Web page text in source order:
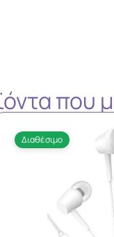
που
Διαθέσιμο